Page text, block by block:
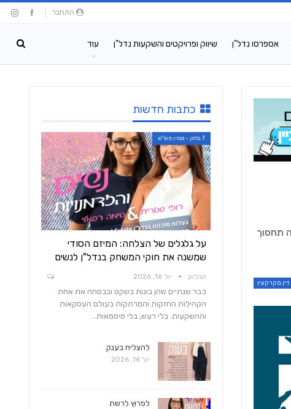
התחבר
אספרסו נדל"ן שיווק ופרויקטים והשקעות נדל"ן עוד
תחסוך
דין מקרקעין
כתבות חדשות
7 בלוק - מגזין סופ"ש
על גלגלים של הצלחה: המיזם הסודי
שמשנה את חוקי המשחק בנדל"ן לנשים
הבלוק יול 16, 2026
כבר שנתיים שהן בונות בשקט ובבטחה את אחת
הקהילות החזקות והמרתקות בעולם העסקאות
וההשקעות. בלי רעש, בלי סיסמאות…
להצליח בענק
יול 16, 2026
לפרוץ לרשת